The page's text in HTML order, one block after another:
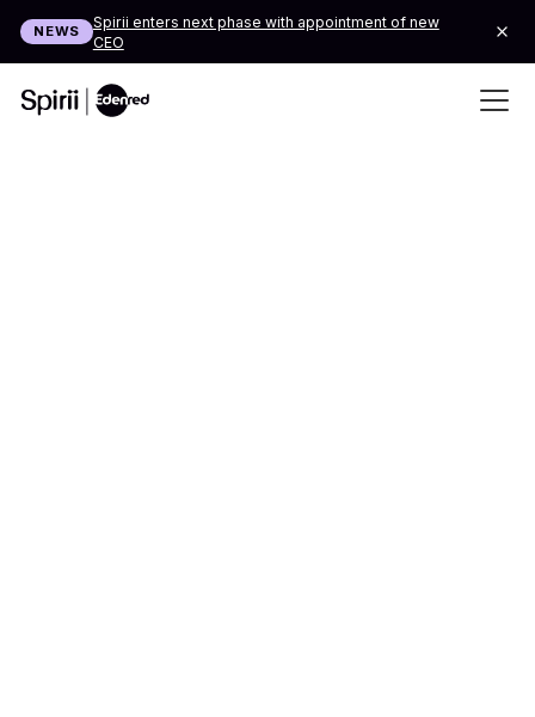
NEWS
Spirii enters next phase with appointment of new
CEO
Now available on demand: Charger Migration in
Practice